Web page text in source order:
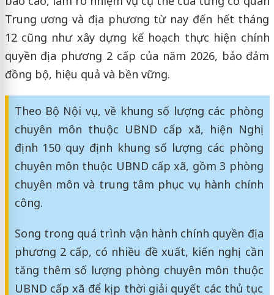
Trung ương và địa phương từ nay đến hết tháng
12 cũng như xây dựng kế hoạch thực hiện chính
quyền địa phương 2 cấp của năm 2026, bảo đảm
đồng bộ, hiệu quả và bền vững.
Theo Bộ Nội vụ, về khung số lượng các phòng
chuyên môn thuộc UBND cấp xã, hiện Nghị
định 150 quy định khung số lượng các phòng
chuyên môn thuộc UBND cấp xã, gồm 3 phòng
chuyên môn và trung tâm phục vụ hành chính
công.
Song trong quá trình vận hành chính quyền địa
phương 2 cấp, có nhiều đề xuất, kiến nghị cần
tăng thêm số lượng phòng chuyên môn thuộc
UBND cấp xã để kịp thời giải quyết các thủ tục